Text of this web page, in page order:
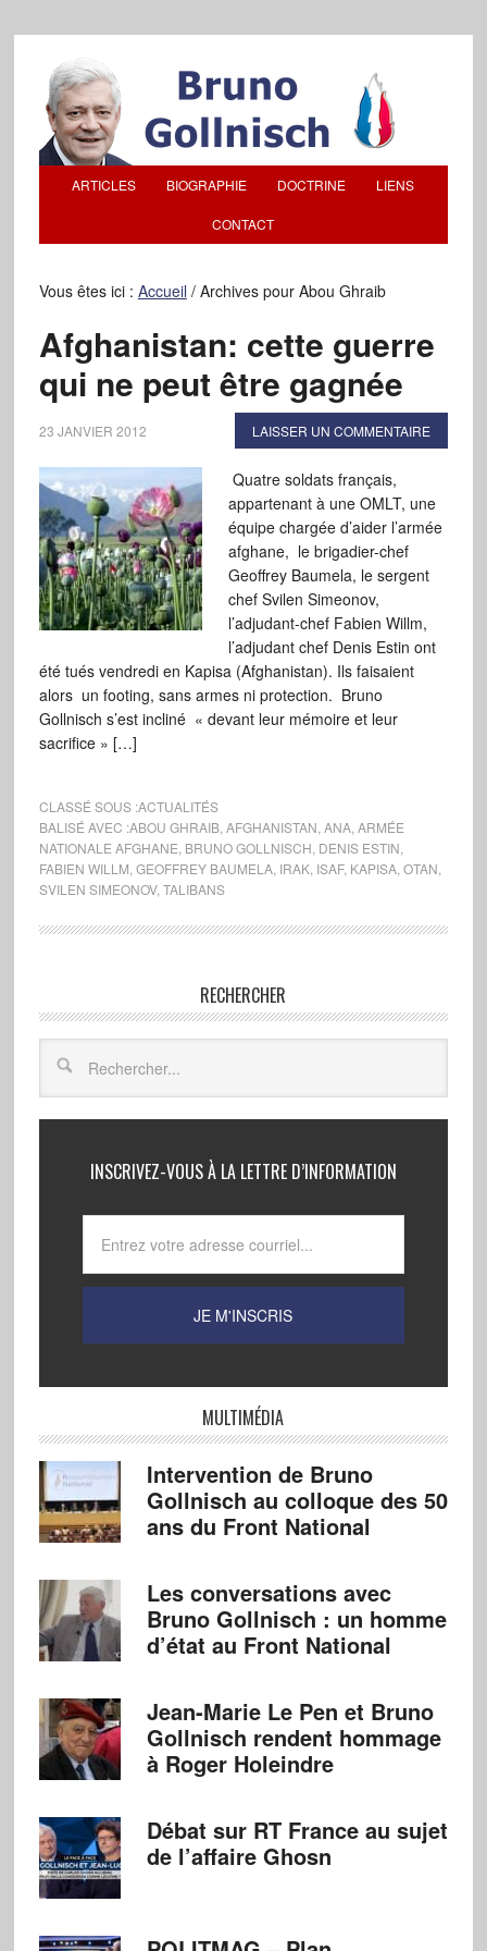
ARTICLES BIOGRAPHIE DOCTRINE LIENS
CONTACT
Vous êtes ici : Accueil /Archives pour Abou Ghraib
Afghanistan: cette guerre
qui ne peut être gagnée
23 JANVIER 2012 LAISSER UN COMMENTAIRE
Quatre soldats français,
appartenant à une OMLT, une
équipe chargée d’aider l’armée
afghane, le brigadier-chef
Geoffrey Baumela, le sergent
chef Svilen Simeonov,
l’adjudant-chef Fabien Willm,
l’adjudant chef Denis Estin ont
été tués vendredi en Kapisa (Afghanistan). Ils faisaient
alors un footing, sans armes ni protection. Bruno
Gollnisch s’est incliné « devant leur mémoire et leur
sacrifice » […]
CLASSÉ SOUS :ACTUALITÉS
BALISÉ AVEC :ABOU GHRAIB, AFGHANISTAN ANA, ARMÉE
NATIONALE AFGHANE BRUNO GOLLNISCH DENIS ESTIN
FABIEN WILLM GEOFFREY BAUMELA, IRAK, ISAF, KAPISA, OTAN
SVILEN SIMEONOV, TALIBANS
RECHERCHER
INSCRIVEZ-VOUS À LA LETTRE D’INFORMATION
MULTIMÉDIA
Intervention de Bruno
Gollnisch au colloque des 50
ans du Front National
Les conversations avec
Bruno Gollnisch : un homme
d’état au Front National
Jean-Marie Le Pen et Bruno
Gollnisch rendent hommage
à Roger Holeindre
Débat sur RT France au sujet
de l’affaire Ghosn